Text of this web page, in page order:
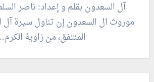
آل السعدون بقلم و إعداد: ناصر
موروث ال السعدون إن تناول سيرة آل
المنتفق، من زاوية